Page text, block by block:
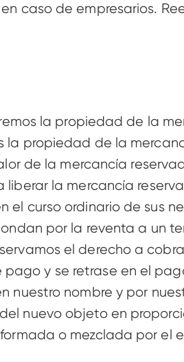
caso de empresarios.
la propiedad de la
la propiedad de la
de la mercancía
la mercancía
el curso ordinario de sus
por la reventa a un
el derecho a
y se retrase en el
nuestro nombre y por
nuevo objeto en
o mezclada por el